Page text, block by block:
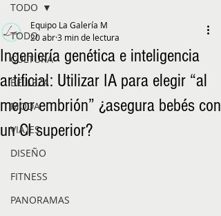
TODO
CULTURA
BELLEZA
MODA
VIAJES
DISEÑO
FITNESS
PANORAMAS
TODO
Ingeniería genética e inteligencia
artificial: Utilizar IA para elegir “al
mejor embrión” ¿asegura bebés con
un CI superior?
Equipo La Galería M
20 abr3 min de lectura